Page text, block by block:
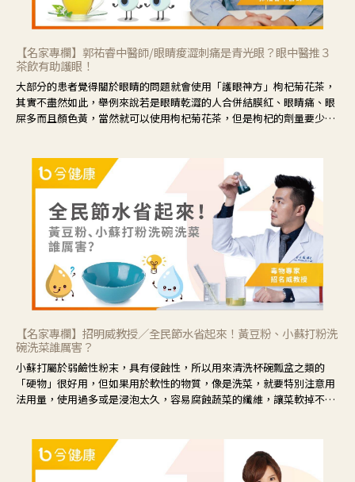
【名家專欄】郭祐睿中醫師/眼睛痠澀刺痛是青光眼？眼中醫推３
茶飲有助護眼！
大部分的患者覺得關於眼睛的問題就會使用「護眼神方」枸杞菊花茶，
其實不盡然如此，舉例來說若是眼睛乾澀的人合併結膜紅、眼睛痛、眼
屎多而且顏色黃，當然就可以使用枸杞菊花茶，但是枸杞的劑量要少，
候就要使用菊花、金銀花來治療；假如單純的眼睛乾澀，結膜沒有紅，
眼睛周圍沒有眼屎，這種情況是屬於「陰虛」，就可以使用枸杞、蓮
藕、麥門冬、山藥等比較滋潤的藥材，效果就更顯著。
【名家專欄】招明威教授／全民節水省起來！黃豆粉、小蘇打粉洗
碗洗菜誰厲害？
小蘇打屬於弱鹼性粉末，具有侵蝕性，所以用來清洗杯碗瓢盆之類的
「硬物」很好用，但如果用於軟性的物質，像是洗菜，就要特別注意用
法用量，使用過多或是浸泡太久，容易腐蝕蔬菜的纖維，讓菜軟掉不清